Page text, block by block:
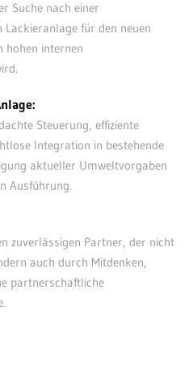
Suche nach einer
Lackieranlage für den neuen
hohen internen
Steuerung, effiziente
Integration in bestehende
aktueller Umweltvorgaben
Ausführung.
zuverlässigen Partner, der nicht
auch durch Mitdenken,
partnerschaftliche